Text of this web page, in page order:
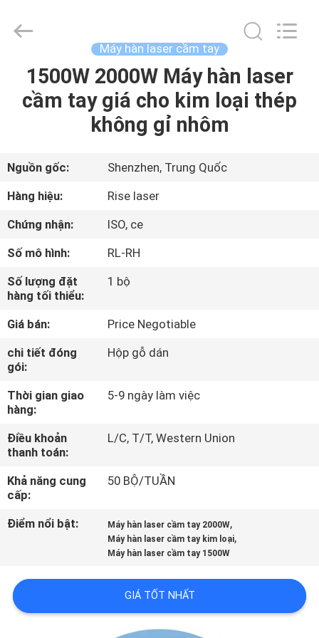
NHÀ
PHẨM
CHƯƠNG
VR
CHÚNG
TÔI
THAM
QUAN
NHÀ
MÁY
KIỂM
LƯỢNG
2026
Riselaser
Reserved.
Máy hàn laser cầm tay
1500W 2000W Máy hàn laser
cầm tay giá cho kim loại thép
không gỉ nhôm
Nguồn gốc:
Shenzhen, Trung Quốc
Hàng hiệu:
Rise laser
Chứng nhận:
ISO, ce
Số mô hình:
RL-RH
Số lượng đặt
hàng tối thiểu:
1 bộ
Giá bán:
Price Negotiable
chi tiết đóng
gói:
Hộp gỗ dán
Thời gian giao
hàng:
5-9 ngày làm việc
Điều khoản
thanh toán:
L/C, T/T, Western Union
Khả năng cung
cấp:
50 BỘ/TUẦN
Điểm nổi bật: Máy hàn laser cầm tay 2000W,
Máy hàn laser cầm tay kim loại,
Máy hàn laser cầm tay 1500W
GIÁ TỐT NHẤT